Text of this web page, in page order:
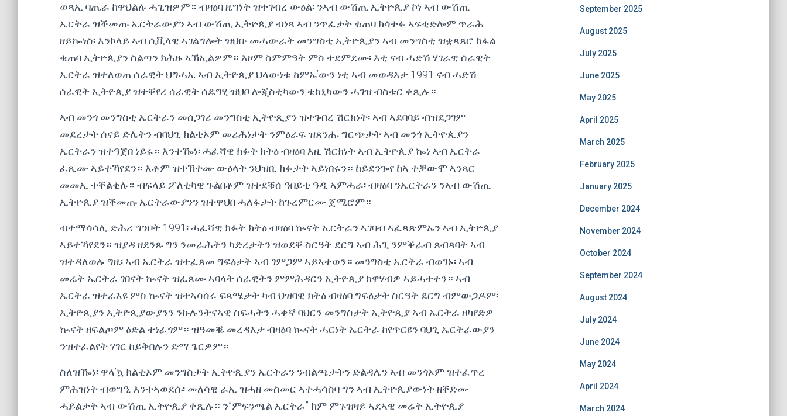
ወጻኢ ባጤራ ከዋህልሉ ሓጊዝዎም። ብዛዕባ ዜግነት ዝተገብረ ውዕል፡ ንኣብ ውሽጢ ኢትዮጲያ ኮነ ኣብ ውሽጢ
ኤርትራ ዝቕመጡ ኤርትራውያን ኣብ ውሽጢ ኢትዮጲያ ብነጻ ኣብ ንጥፈታት ቁጠባ ክሳተፉ ኣፍቂድሎም ጥራሕ
ዘይኰነስ፡ እንኮላይ ኣብ ሲቪላዊ ኣገልግሎት ዝህቡ መሓውራት መንግስቲ ኢትዮጲያን ኣብ መንግስቲ ዝቋጻጸሮ ክፋል
ቁጠባ ኢትዮጲያን ስልጣን ክሕዙ ኣኽኢልዎም። እዞም ስምምዓት ምስ ተደምደሙ፡ እቲ ናብ ሓድሽ ሃገራዊ ሰራዊት
ኤርትራ ዝተለወጠ ሰራዊት ህግሓኤ ኣብ ኢትዮጲያ ህላውነቱ ከምኡ’ውን ነቲ ኣብ መወዳእታ 1991 ናብ ሓድሽ
ሰራዊት ኢትዮጲያ ዝተቐየረ ሰራዊት ሰዴግሂ ዝህቦ ሎጂስቲካውን ቴክኒካውን ሓገዝ ብስቱር ቀጺሉ።
ኣብ መንጎ መንግስቲ ኤርትራን መሰጋገሪ መንግስቲ ኢትዮጲያን ዝተገብረ ሽርክነት፡ ኣብ ኣደባባይ ብዝደጋገም
መደረታት ሰናይ ድሌትን ብባህጊ ክልቲኦም መሪሕነታት ንምዕራፍ ዝጸንሑ ግርጭታት ኣብ መንጎ ኢትዮጲያን
ኤርትራን ዝተዓጀበ ነይሩ። እንተዀነ፡ ሓፈሻዊ ክፉት ክትዕ ብዛዕባ እዚ ሽርክነት ኣብ ኢትዮጲያ ኰነ ኣብ ኤርትራ
ፈጺሙ ኣይተኻየደን። እቶም ዝተኸተሙ ውዕላት ንህዝቢ ክፉታት ኣይነበሩን። ከይደንጐየ ከኣ ተቓውሞ ኣንጻር
መመኢ ተቐልቂሉ። ብፍላይ ፖለቲካዊ ጉልበቶም ዝተደቑሰ ዓበይቲ ዓዲ ኣምሓራ፡ ብዛዕባ ንኤርትራን ንኣብ ውሽጢ
ኢትዮጲያ ዝቕመጡ ኤርትራውያንን ዝተዋህበ ሓለፋታት ከጉረምርሙ ጀሚሮም።
ብተማሳሳሊ ድሕሪ ግንቦት 1991፡ ሓፈሻዊ ክፉት ክትዕ ብዛዕባ ኲናት ኤርትራን ኣገባብ ኣፈጻጽምኡን ኣብ ኢትዮጲያ
ኣይተኻየደን። ዝያዳ ዘደንጹ ግን ንመራሕትን ካድረታትን ዝወደቐ ስርዓት ደርግ ኣብ ሕጊ ንምቕራብ ጸብጻባት ኣብ
ዝተዳለወሉ ግዜ፡ ኣብ ኤርትራ ዝተፈጸመ ግፍዕታት ኣብ ገምጋም ኣይኣተወን። መንግስቲ ኤርትራ ብወገኑ፡ ኣብ
መሬት ኤርትራ ገበናት ኲናት ዝፈጸሙ ኣባላት ሰራዊትን ምምሕዳርን ኢትዮጲያ ክዋሃብዎ ኣይሓተተን። ኣብ
ኤርትራ ዝተራእዩ ምስ ኲናት ዝተኣሳሰሩ ፍጻሜታት ካብ ህዝባዊ ክትዕ ብዛዕባ ግፍዕታት ስርዓት ደርግ ብምውጋዶም፡
ኢትዮጲያን ኢትዮጲያውያንን ንኩሉንትናኣዊ ስፍሓትን ሓቀኛ ባህርን መንግስታት ኢትዮጲያ ኣብ ኤርትራ ዘካየድዎ
ኲናት ዘፍልጦም ዕድል ተነፊጎም። ዝዓመቘ መረዳእታ ብዛዕባ ኲናት ሓርነት ኤርትራ ከየጥርዩን ባህጊ ኤርትራውያን
ንዝተፈልየት ሃገር ከይቅበሉን ድማ ጌርዎም።
ስለዝዀነ፡ ዋላ’ኳ ክልቲኦም መንግስታት ኢትዮጲያን ኤርትራን ንብልጫታትን ድልዳሌን ኣብ መንጎኦም ዝተፈጥረ
ምሕዝነት ብወግዒ እንተኣወደሱ፡ መለሳዊ ራኢ ዝሓዘ መስመር ኣተሓሳስባ ግን ኣብ ኢትዮጲያውነት ዘቐድሙ
ሓይልታት ኣብ ውሽጢ ኢትዮጲያ ቀጺሉ። ን”ምፍንጫል ኤርትራ” ከም ምጉዝዛይ ኣደኣዊ መሬት ኢትዮጲያ
September 2025
August 2025
July 2025
June 2025
May 2025
April 2025
March 2025
February 2025
January 2025
December 2024
November 2024
October 2024
September 2024
August 2024
July 2024
June 2024
May 2024
April 2024
March 2024